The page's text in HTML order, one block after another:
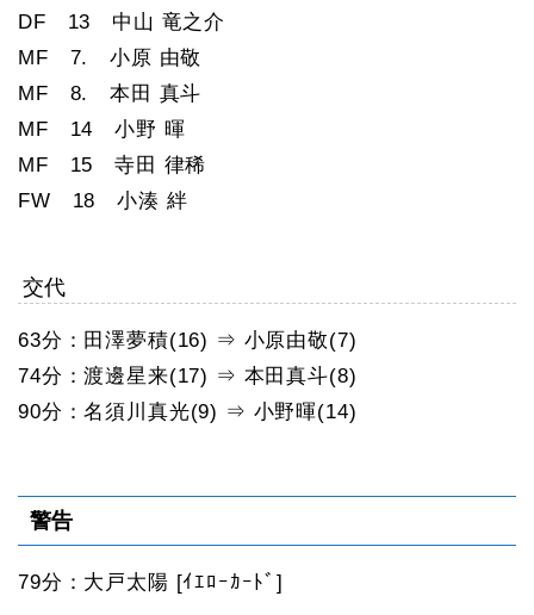
DF 13 中山 竜之介
MF 7. 小原 由敬
MF 8. 本田 真斗
MF 14 小野 暉
MF 15 寺田 律稀
FW 18 小湊 絆
交代
63分：田澤夢積(16) ⇒ 小原由敬(7)
74分：渡邊星来(17) ⇒ 本田真斗(8)
90分：名須川真光(9) ⇒ 小野暉(14)
警告
79分：大戸太陽 [ｲｴﾛｰｶｰﾄﾞ]